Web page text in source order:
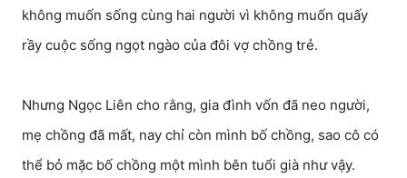
không muốn sống cùng hai người vì không muốn quấy
rầy cuộc sống ngọt ngào của đôi vợ chồng trẻ.
Nhưng Ngọc Liên cho rằng, gia đình vốn đã neo người,
mẹ chồng đã mất, nay chỉ còn mình bố chồng, sao cô có
thể bỏ mặc bố chồng một mình bên tuổi già như vậy.